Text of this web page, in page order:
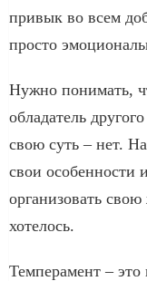
привык во всем
просто
Нужно понимать,
обладатель
свою суть – нет.
свои особенности
организовать
хотелось.
Темперамент –